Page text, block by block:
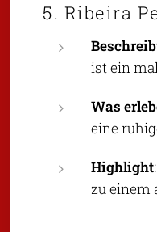
5. Ribeira
ist ein
Was
eine
Highlight
zu einem